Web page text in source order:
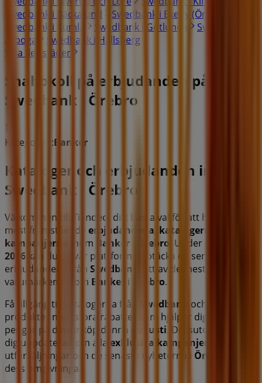
Swedbank i Bäckalund
Swedbank i Ekeby (Örebro)
Swedbank i Kumla
Swedbank i Götlunda
Swedbank i
Arboga
Swedbank i Hallsberg
Visa fler städer
Snabbkoll på erbjudanden på
Swedbank i Örebro
Kategorier:Banker
Kataloger och erbjudanden inom
Swedbank i Örebro
Välkommen till Tiendeo, ditt bästa val för att hitta de
mest framstående erbjudandena katalogerna
kampanjerna
inom Banker Örebro . Under
2026 kan du på vår plattform upptäcka de senaste
erbjudandena från Swedbank
, ett av de mest populära
varumärkena inom Banker i Örebro.
Få tillgång till katalogerna från
Swedbank
och upptäck
produkter med stora rabatter som hjälper dig att spara
pengar på dina inköp denna
augusti . Dessutom håller vi
dig uppdaterad om alla exklusiva kampanjer
utförsäljningar och de senaste nyheterna i Örebro
dess omgivningar.